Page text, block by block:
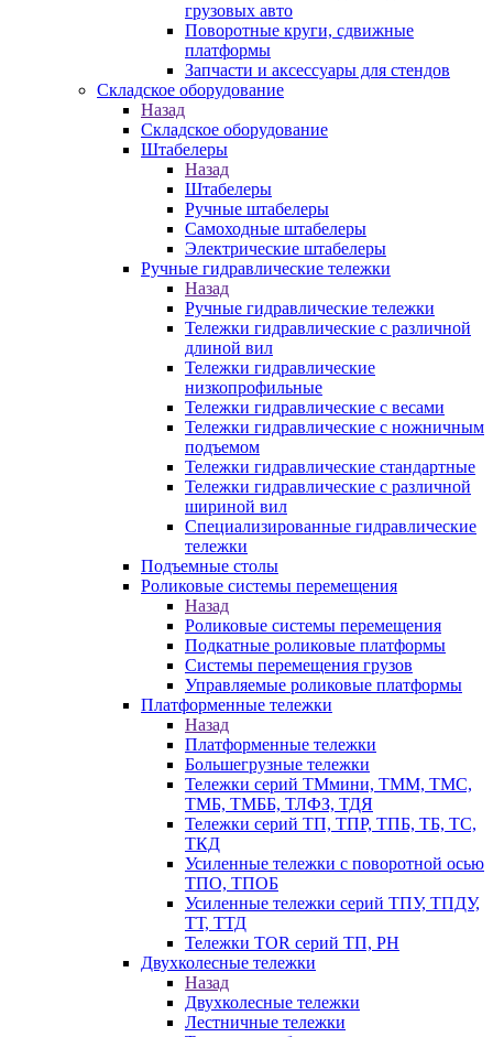
грузовых авто
Поворотные круги, сдвижные
платформы
Запчасти и аксессуары для стендов
Складское оборудование
Назад
Складское оборудование
Штабелеры
Назад
Штабелеры
Ручные штабелеры
Самоходные штабелеры
Электрические штабелеры
Ручные гидравлические тележки
Назад
Ручные гидравлические тележки
Тележки гидравлические с различной
длиной вил
Тележки гидравлические
низкопрофильные
Тележки гидравлические с весами
Тележки гидравлические с ножничным
подъемом
Тележки гидравлические стандартные
Тележки гидравлические с различной
шириной вил
Специализированные гидравлические
тележки
Подъемные столы
Роликовые системы перемещения
Назад
Роликовые системы перемещения
Подкатные роликовые платформы
Системы перемещения грузов
Управляемые роликовые платформы
Платформенные тележки
Назад
Платформенные тележки
Большегрузные тележки
Тележки серий ТМмини, ТММ, ТМС,
ТМБ, ТМББ, ТЛФЗ, ТДЯ
Тележки серий ТП, ТПР, ТПБ, ТБ, ТС,
ТКД
Усиленные тележки с поворотной осью
ТПО, ТПОБ
Усиленные тележки серий ТПУ, ТПДУ,
ТТ, ТТД
Тележки TOR серий ТП, PH
Двухколесные тележки
Назад
Двухколесные тележки
Лестничные тележки